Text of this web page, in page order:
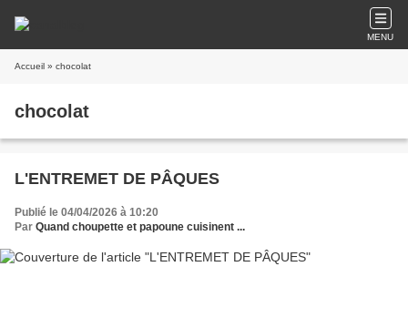
MENU
Accueil » chocolat
chocolat
L'ENTREMET DE PÂQUES
Publié le 04/04/2026 à 10:20
Par Quand choupette et papoune cuisinent ...